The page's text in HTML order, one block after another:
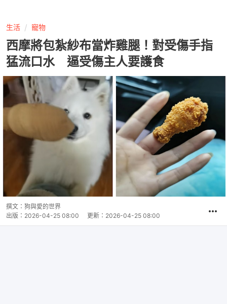
生活 寵物
西摩將包紮紗布當炸雞腿！對受傷手指
猛流口水 逼受傷主人要護食
撰文： 狗與愛的世界
出版： 2026-04-25 08:00 更新： 2026-04-25 08:00